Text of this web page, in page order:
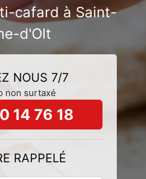
cafard à Saint-
d'Olt
NOUS 7/7
non surtaxé
14 76 18
RAPPELÉ